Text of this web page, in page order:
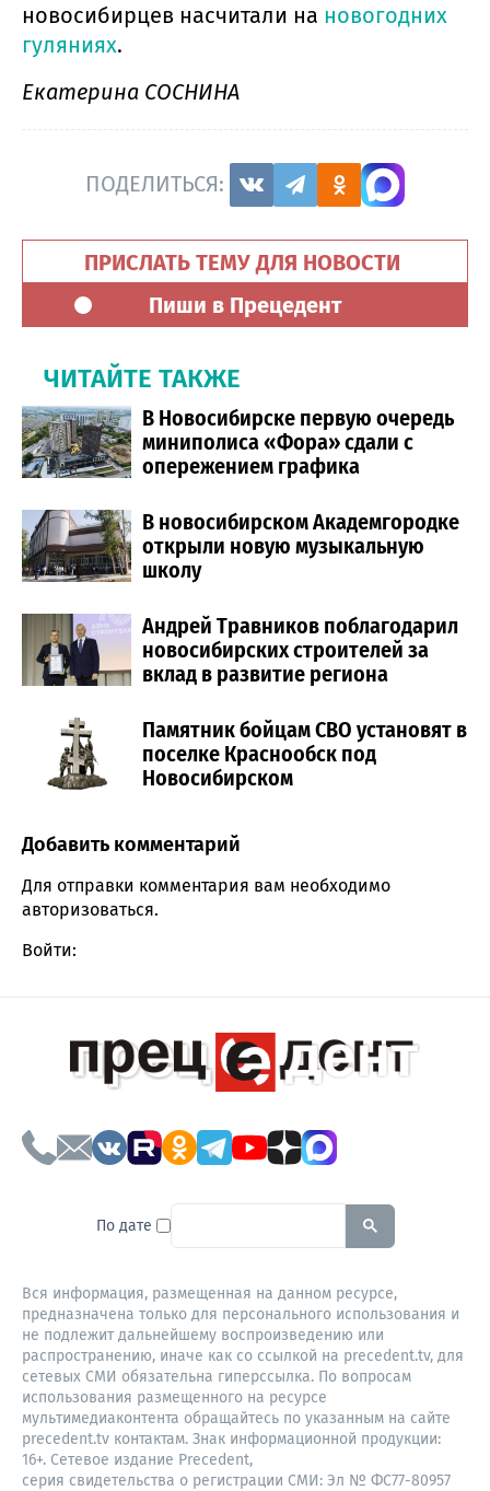
новосибирцев насчитали на новогодних
гуляниях.
Екатерина СОСНИНА
ПОДЕЛИТЬСЯ:
ПРИСЛАТЬ ТЕМУ ДЛЯ НОВОСТИ
Пиши в Прецедент
ЧИТАЙТЕ ТАКЖЕ
В Новосибирске первую очередь
миниполиса «Фора» сдали с
опережением графика
В новосибирском Академгородке
открыли новую музыкальную
школу
Андрей Травников поблагодарил
новосибирских строителей за
вклад в развитие региона
Памятник бойцам СВО установят в
поселке Краснообск под
Новосибирском
Comment section
Добавить комментарий
Для отправки комментария вам необходимо
авторизоваться.
Войти:
По дате To search this site, enter a
Вся информация, размещенная на данном ресурсе,
предназначена только для персонального использования и
не подлежит дальнейшему воспроизведению или
распространению, иначе как со ссылкой на precedent.tv, для
сетевых СМИ обязательна гиперссылка. По вопросам
использования размещенного на ресурсе
мультимедиаконтента обращайтесь по указанным на сайте
precedent.tv контактам. Знак информационной продукции:
16+. Сетевое издание Precedent,
серия свидетельства о регистрации СМИ: Эл № ФС77-80957